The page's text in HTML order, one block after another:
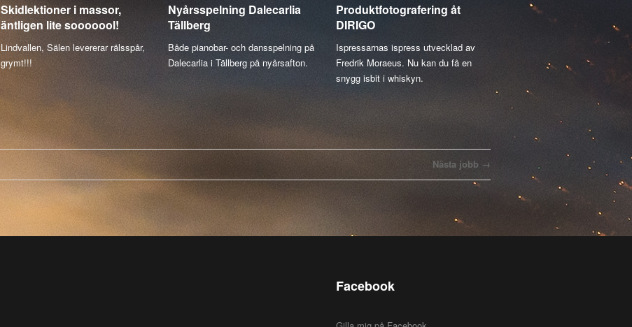
Skidlektioner i massor,
äntligen lite sooooool!
Lindvallen, Sälen levererar rälsspår,
grymt!!!
Nyårsspelning Dalecarlia
Tällberg
Både pianobar- och dansspelning på
Dalecarlia i Tällberg på nyårsafton.
Produktfotografering åt
DIRIGO
Ispressarnas ispress utvecklad av
Fredrik Moraeus. Nu kan du få en
snygg isbit i whiskyn.
Nästa jobb →
Facebook